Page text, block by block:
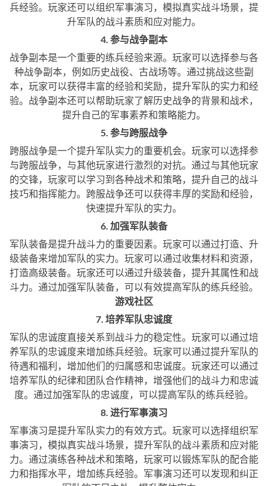
兵经验。玩家还可以组织军事演习，模拟真实战斗场景，提
升军队的战斗素质和应对能力。
4. 参与战争副本
战争副本是一个重要的练兵经验来源。玩家可以选择参与各
种战争副本，例如历史战役、古战场等。通过挑战这些副
本，玩家可以获得丰富的经验和奖励，提升军队的实力和经
验。战争副本还可以帮助玩家了解历史战争的背景和战术，
提升自己的军事素养和策略能力。
5. 参与跨服战争
跨服战争是一个提升军队实力的重要机会。玩家可以选择参
与跨服战争，与其他玩家进行激烈的对抗。通过与其他玩家
的交锋，玩家可以学习到各种战术和策略，提升自己的战斗
技巧和指挥能力。跨服战争还可以获得丰厚的奖励和经验，
快速提升军队的实力。
6. 加强军队装备
军队装备是提升战斗力的重要因素。玩家可以通过打造、升
级装备来增加军队的实力。玩家可以通过收集材料和资源，
打造高级装备。玩家还可以通过升级装备，提升其属性和战
斗力。通过加强军队装备，可以有效提高军队的练兵经验。
游戏社区
7. 培养军队忠诚度
军队的忠诚度直接关系到战斗力的稳定性。玩家可以通过培
养军队的忠诚度来增加练兵经验。玩家可以通过提升军队的
待遇和福利，增加他们的归属感和忠诚度。玩家还可以通过
培养军队的纪律和团队合作精神，增强他们的战斗力和忠诚
度。通过加强军队的忠诚度，可以提高军队的练兵经验。
8. 进行军事演习
军事演习是提升军队实力的有效方式。玩家可以选择组织军
事演习，模拟真实战斗场景，提升军队的战斗素质和应对能
力。通过演练各种战术和策略，玩家可以锻炼军队的配合能
力和指挥水平，增加练兵经验。军事演习还可以发现和纠正